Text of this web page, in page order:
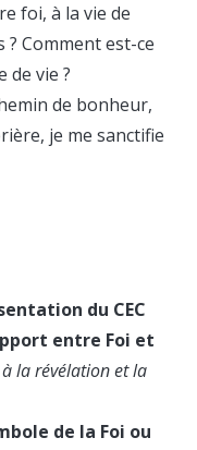
foi, à la vie de
? Comment est-ce
de vie ?
de bonheur,
je me sanctifie
du CEC
entre Foi et
la révélation et la
de la Foi ou